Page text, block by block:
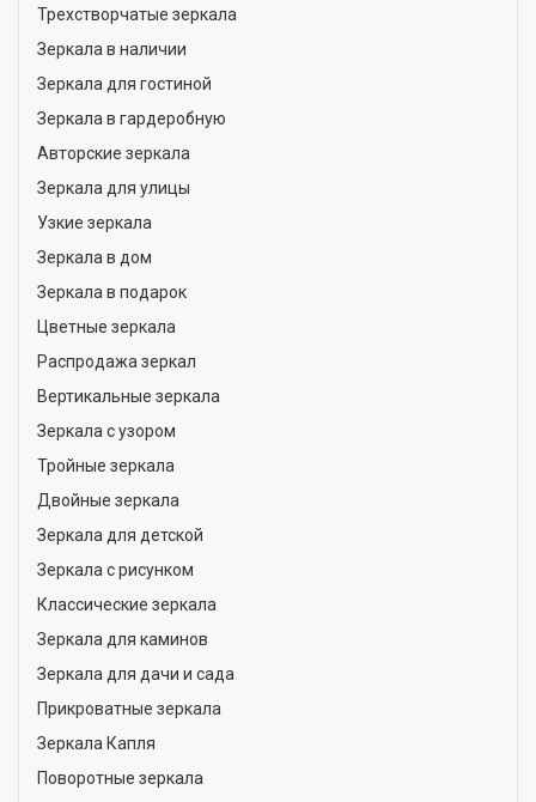
Трехстворчатые зеркала
Зеркала в наличии
Зеркала для гостиной
Зеркала в гардеробную
Авторские зеркала
Зеркала для улицы
Узкие зеркала
Зеркала в дом
Зеркала в подарок
Цветные зеркала
Распродажа зеркал
Вертикальные зеркала
Зеркала с узором
Тройные зеркала
Двойные зеркала
Зеркала для детской
Зеркала с рисунком
Классические зеркала
Зеркала для каминов
Зеркала для дачи и сада
Прикроватные зеркала
Зеркала Капля
Поворотные зеркала